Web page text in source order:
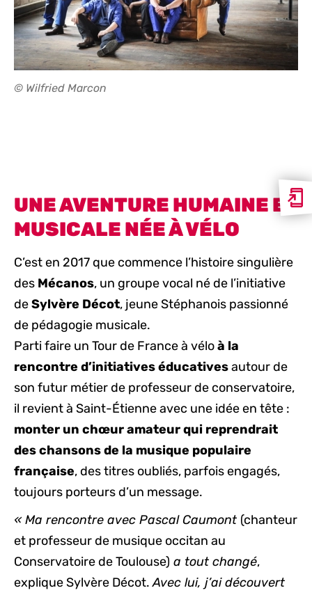
© Wilfried Marcon
UNE AVENTURE HUMAINE ET
MUSICALE NÉE À VÉLO
C’est en 2017 que commence l’histoire singulière
des Mécanos, un groupe vocal né de l’initiative
deSylvère Décot, jeune Stéphanois passionné
de pédagogie musicale.
Parti faire un Tour de France à véloà la
rencontre d’initiatives éducativesautour de
son futur métier de professeur de conservatoire,
il revient à Saint-Étienne avec une idée en tête :
monter un chœur amateur qui reprendrait
des chansons de la musique populaire
française, des titres oubliés, parfois engagés,
toujours porteurs d’un message.
« Ma rencontre avec Pascal Caumont (chanteur
et professeur de musique occitan au
Conservatoire de Toulouse) a tout changé,
explique Sylvère Décot.Avec lui, j’ai découvert